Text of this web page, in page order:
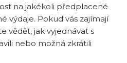
na jakékoli předplacené
výdaje. Pokud vás zajímají
vědět, jak vyjednávat s
nebo možná zkrátili